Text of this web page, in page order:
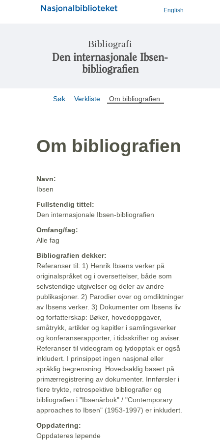
English
Bibliografi
Den internasjonale Ibsen-
bibliografien
Søk Verkliste Om bibliografien
Om bibliografien
Navn:
Ibsen
Fullstendig tittel:
Den internasjonale Ibsen-bibliografien
Omfang/fag:
Alle fag
Bibliografien dekker:
Referanser til: 1) Henrik Ibsens verker på
originalspråket og i oversettelser, både som
selvstendige utgivelser og deler av andre
publikasjoner. 2) Parodier over og omdiktninger
av Ibsens verker. 3) Dokumenter om Ibsens liv
og forfatterskap: Bøker, hovedoppgaver,
småtrykk, artikler og kapitler i samlingsverker
og konferanserapporter, i tidsskrifter og aviser.
Referanser til videogram og lydopptak er også
inkludert. I prinsippet ingen nasjonal eller
språklig begrensning. Hovedsaklig basert på
primærregistrering av dokumenter. Innførsler i
flere trykte, retrospektive bibliografier og
bibliografien i "Ibsenårbok" / "Contemporary
approaches to Ibsen" (1953-1997) er inkludert.
Oppdatering:
Oppdateres løpende